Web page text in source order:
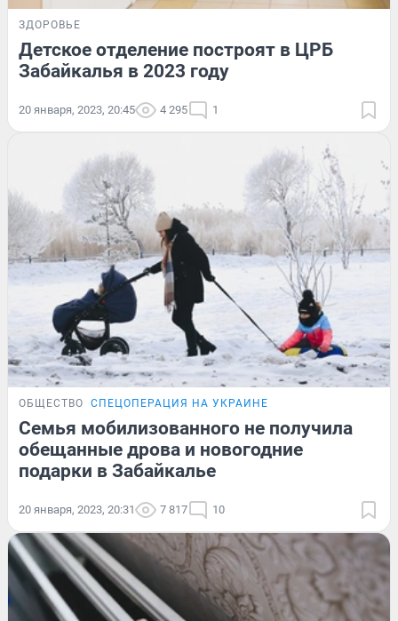
ЗДОРОВЬЕ
Детское отделение построят в ЦРБ
Забайкалья в 2023 году
20 января, 2023, 20:45 4 295 1
ОБЩЕСТВО СПЕЦОПЕРАЦИЯ НА УКРАИНЕ
Семья мобилизованного не получила
обещанные дрова и новогодние
подарки в Забайкалье
20 января, 2023, 20:31 7 817 10